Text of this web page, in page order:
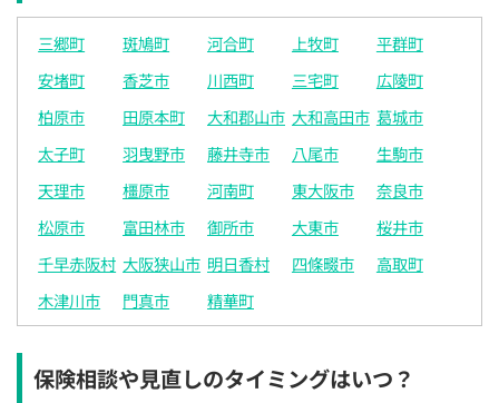
×
×
×
15:00
×
15:30
16:00
◯
◯
◯
15:00
◯
15:30
◯
16:00
◯
◯
15:00
◯
15:30
◯
16:00
◯
◯
◯
15:00
◯
15:30
◯
16:00
◯
◯
◯
15:00
◯
◯
16:00
◯
◯
◯
15:00
◯
◯
16:00
◯
◯
三郷町 斑鳩町 河合町 上牧町
平群町
安堵町
香芝市 川西町 三宅町
広陵町
柏原市
田原本町 大和郡山市 大和高田市 葛城市
太子町
羽曳野市 藤井寺市 八尾市
生駒市
天理市
橿原市 河南町 東大阪市
奈良市
松原市
富田林市 御所市 大東市
桜井市
千早赤阪村 大阪狭山市 明日香村 四條畷市
高取町
木津川市
門真市 精華町
保険相談や見直しのタイミングはいつ？